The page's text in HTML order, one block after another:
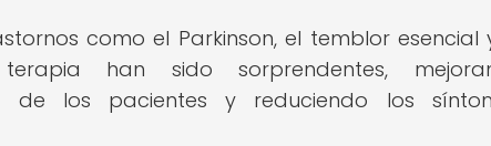
como el Parkinson, el temblor esencial
han sido sorprendentes,
de los pacientes y reduciendo los